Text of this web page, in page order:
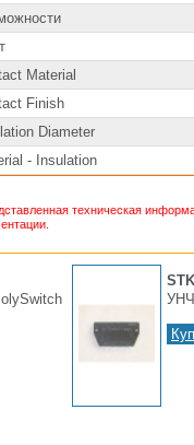
Material
Finish
Diameter
- Insulation
техническая